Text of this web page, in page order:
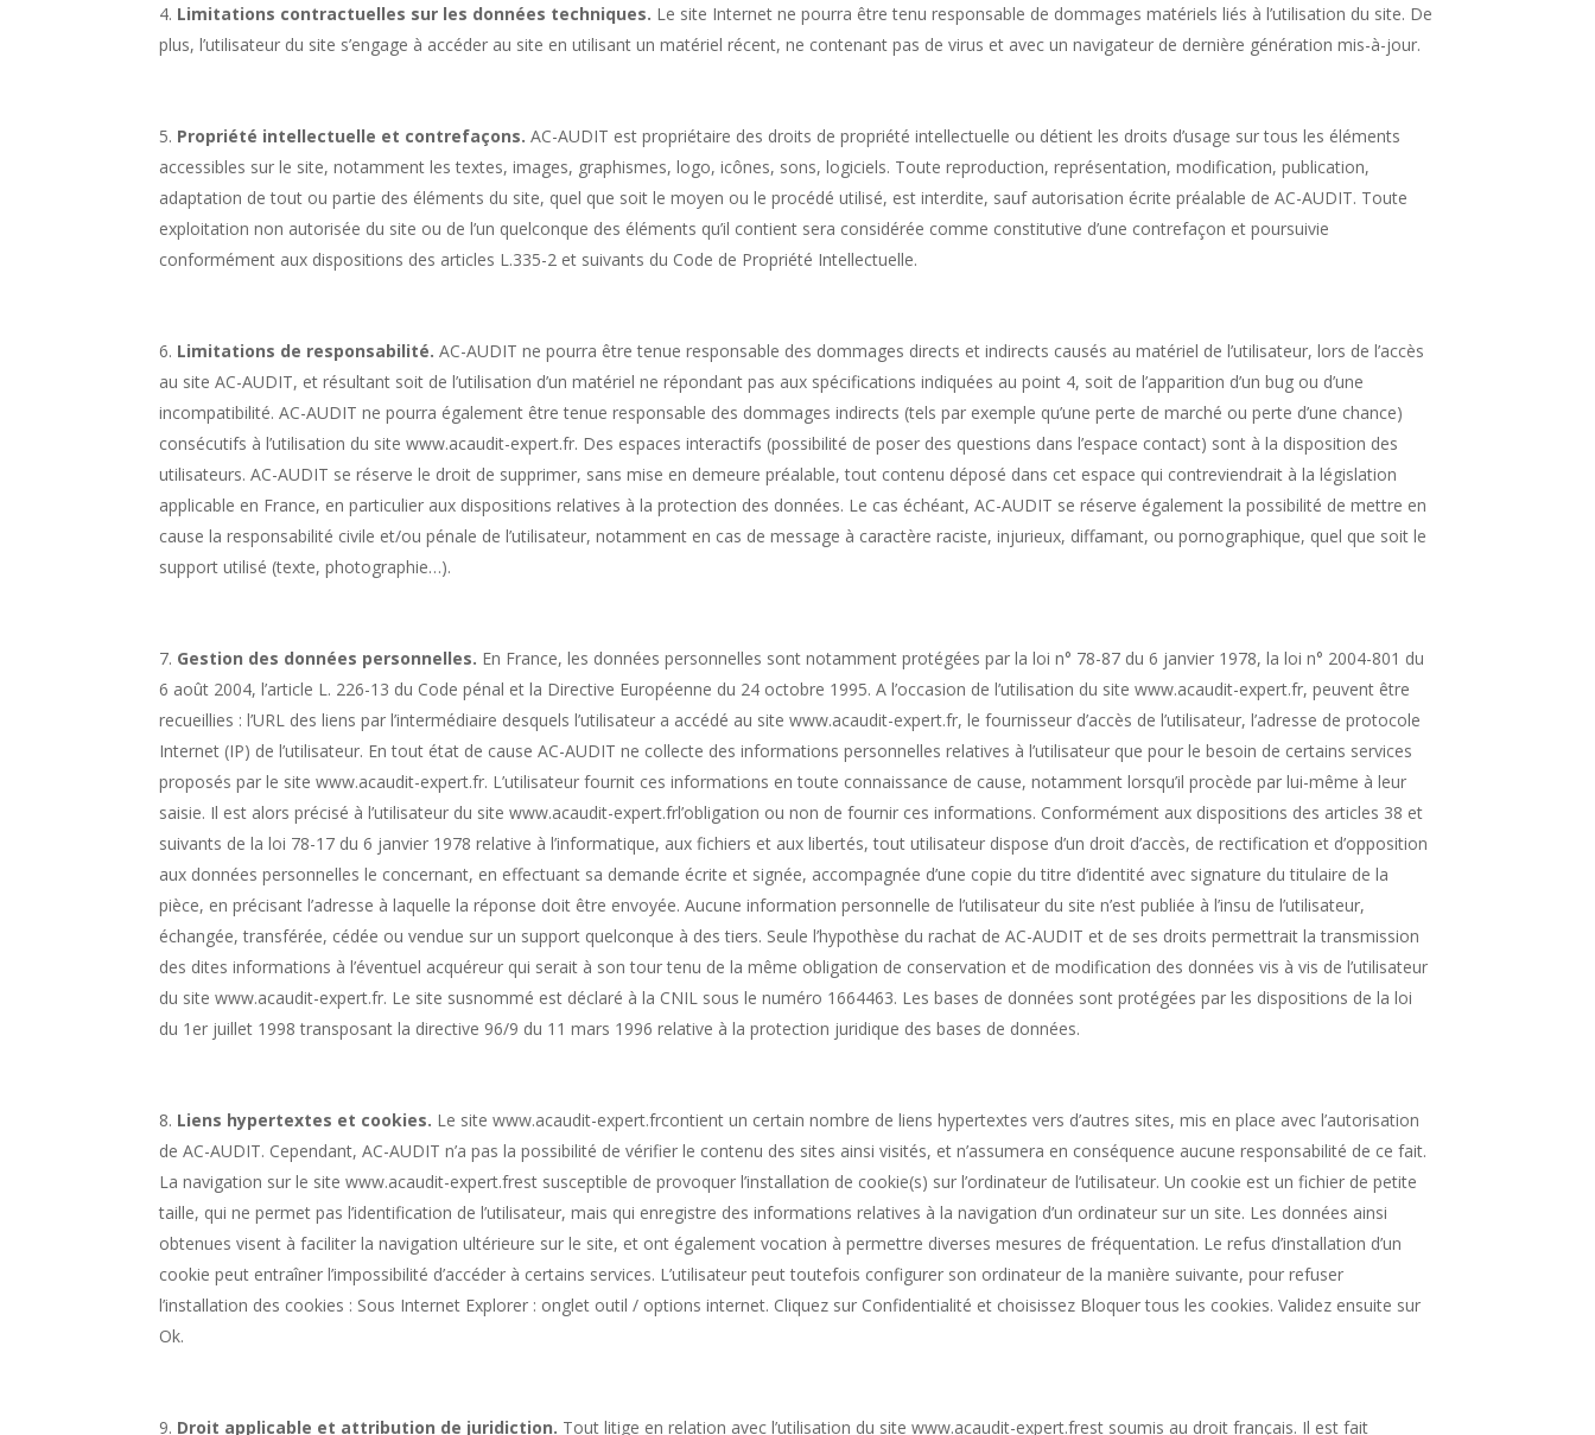
Limitations contractuelles sur les données techniques.​​​​​​​​​​ ​ Le site Internet ne pourra être tenu responsable de dommages matériels liés à l’utilisation du site. De
plus, l’utilisateur du site s’engage à accéder au site en utilisant un matériel récent, ne contenant pas de virus et avec un navigateur de dernière génération mis-à-jour.​
Propriété intellectuelle et contrefaçons.​​​​​​​​​​ ​ AC-AUDIT est propriétaire des droits de propriété intellectuelle ou détient les droits d’usage sur tous les éléments
accessibles sur le site, notamment les textes, images, graphismes, logo, icônes, sons, logiciels. Toute reproduction, représentation, modification, publication,
adaptation de tout ou partie des éléments du site, quel que soit le moyen ou le procédé utilisé, est interdite, sauf autorisation écrite préalable de AC-AUDIT. Toute
exploitation non autorisée du site ou de l’un quelconque des éléments qu’il contient sera considérée comme constitutive d’une contrefaçon et poursuivie
conformément aux dispositions des articles L.335-2 et suivants du Code de Propriété Intellectuelle.​ ​
Limitations de responsabilité.​​​​​​​​​​ ​ AC-AUDIT ne pourra être tenue responsable des dommages directs et indirects causés au matériel de l’utilisateur, lors de l’accès
au site AC-AUDIT, et résultant soit de l’utilisation d’un matériel ne répondant pas aux spécifications indiquées au point 4, soit de l’apparition d’un bug ou d’une
incompatibilité. AC-AUDIT ne pourra également être tenue responsable des dommages indirects (tels par exemple qu’une perte de marché ou perte d’une chance)
consécutifs à l’utilisation du site www.acaudit-expert.fr. Des espaces interactifs (possibilité de poser des questions dans l’espace contact) sont à la disposition des
utilisateurs. AC-AUDIT se réserve le droit de supprimer, sans mise en demeure préalable, tout contenu déposé dans cet espace qui contreviendrait à la législation
applicable en France, en particulier aux dispositions relatives à la protection des données. Le cas échéant, AC-AUDIT se réserve également la possibilité de mettre en
cause la responsabilité civile et/ou pénale de l’utilisateur, notamment en cas de message à caractère raciste, injurieux, diffamant, ou pornographique, quel que soit le
support utilisé (texte, photographie…).​ ​
Gestion des données personnelles.​​​​​​​​​​ ​ En France, les données personnelles sont notamment protégées par la loi n° 78-87 du 6 janvier 1978, la loi n° 2004-801 du
6 août 2004, l’article L. 226-13 du Code pénal et la Directive Européenne du 24 octobre 1995. A l’occasion de l’utilisation du site www.acaudit-expert.fr, peuvent être
recueillies : l’URL des liens par l’intermédiaire desquels l’utilisateur a accédé au site www.acaudit-expert.fr, le fournisseur d’accès de l’utilisateur, l’adresse de protocole
Internet (IP) de l’utilisateur. En tout état de cause AC-AUDIT ne collecte des informations personnelles relatives à l’utilisateur que pour le besoin de certains services
proposés par le site www.acaudit-expert.fr. L’utilisateur fournit ces informations en toute connaissance de cause, notamment lorsqu’il procède par lui-même à leur
saisie. Il est alors précisé à l’utilisateur du site www.acaudit-expert.frl’obligation ou non de fournir ces informations. Conformément aux dispositions des articles 38 et
suivants de la loi 78-17 du 6 janvier 1978 relative à l’informatique, aux fichiers et aux libertés, tout utilisateur dispose d’un droit d’accès, de rectification et d’opposition
aux données personnelles le concernant, en effectuant sa demande écrite et signée, accompagnée d’une copie du titre d’identité avec signature du titulaire de la
pièce, en précisant l’adresse à laquelle la réponse doit être envoyée. Aucune information personnelle de l’utilisateur du site n’est publiée à l’insu de l’utilisateur,
échangée, transférée, cédée ou vendue sur un support quelconque à des tiers. Seule l’hypothèse du rachat de AC-AUDIT et de ses droits permettrait la transmission
des dites informations à l’éventuel acquéreur qui serait à son tour tenu de la même obligation de conservation et de modification des données vis à vis de l’utilisateur
du site www.acaudit-expert.fr. Le site susnommé est déclaré à la CNIL sous le numéro 1664463. Les bases de données sont protégées par les dispositions de la loi
du 1er juillet 1998 transposant la directive 96/9 du 11 mars 1996 relative à la protection juridique des bases de données.​
Liens hypertextes et cookies.​​​​​​​​​​ ​ Le site www.acaudit-expert.frcontient un certain nombre de liens hypertextes vers d’autres sites, mis en place avec l’autorisation
de AC-AUDIT. Cependant, AC-AUDIT n’a pas la possibilité de vérifier le contenu des sites ainsi visités, et n’assumera en conséquence aucune responsabilité de ce fait.
La navigation sur le site www.acaudit-expert.frest susceptible de provoquer l’installation de cookie(s) sur l’ordinateur de l’utilisateur. Un cookie est un fichier de petite
taille, qui ne permet pas l’identification de l’utilisateur, mais qui enregistre des informations relatives à la navigation d’un ordinateur sur un site. Les données ainsi
obtenues visent à faciliter la navigation ultérieure sur le site, et ont également vocation à permettre diverses mesures de fréquentation. Le refus d’installation d’un
cookie peut entraîner l’impossibilité d’accéder à certains services. L’utilisateur peut toutefois configurer son ordinateur de la manière suivante, pour refuser
l’installation des cookies : Sous Internet Explorer : onglet outil / options internet. Cliquez sur Confidentialité et choisissez Bloquer tous les cookies. Validez ensuite sur
Ok.​
Droit applicable et attribution de juridiction.​​​​​​​​​​ ​ Tout litige en relation avec l’utilisation du site www.acaudit-expert.frest soumis au droit français. Il est fait